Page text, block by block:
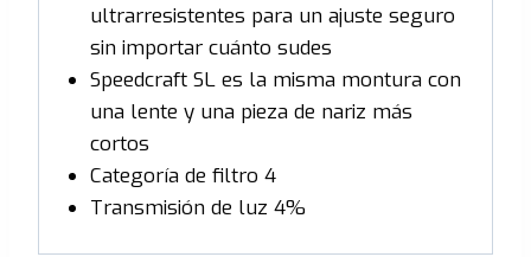
ultrarresistentes para un ajuste seguro
sin importar cuánto sudes
Speedcraft SL es la misma montura con
una lente y una pieza de nariz más
cortos
Categoría de filtro 4
Transmisión de luz 4%